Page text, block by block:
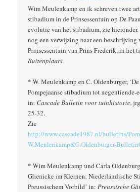
Wim Meulenkamp en ik schreven twee
stibadium in de Prinsessentuin op De
evolutie van het stibadium, zie
nog een verwijzing naar een beschrijving
Prinsessentuin van Prins Frederik, in het
Buitenplaats.
* W. Meulenkamp en C. Oldenburger,
Pompejaanse stibadium tot negentiende-
in: Cascade Bulletin voor tuinhistorie,
25-32.
Zie
http://www.cascade1987.nl/bulletins/
W.Meulenkamp&C.Oldenburger-
* Wim Meulenkamp und Carla
Glienicke im Kleinen: Niederländische
Preussischem Vorbild’ in: Preussische